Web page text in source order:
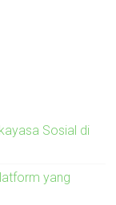
Sosial di
yang